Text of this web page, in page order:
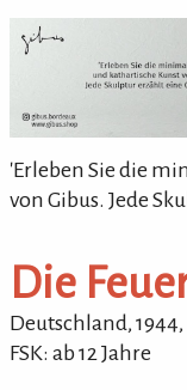
gibus.bordeaux
'Erleben Sie die
von Gibus. Jede
Die
Deutschland, 1944,
FSK: ab 12 Jahre